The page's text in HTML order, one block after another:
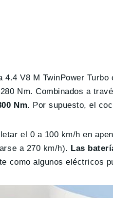
V8 M TwinPower
Nm. Combinados a
Nm. Por supuesto, el
el 0 a 100 km/h en
a 270 km/h). Las
como algunos eléctricos